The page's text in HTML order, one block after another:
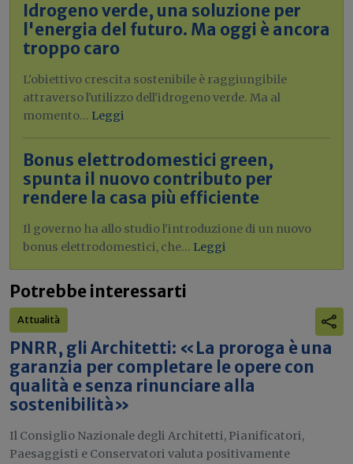
Idrogeno verde, una soluzione per
l'energia del futuro. Ma oggi è ancora
troppo caro
L'obiettivo crescita sostenibile è raggiungibile
attraverso l'utilizzo dell'idrogeno verde. Ma al
momento... Leggi
Bonus elettrodomestici green,
spunta il nuovo contributo per
rendere la casa più efficiente
Il governo ha allo studio l'introduzione di un nuovo
bonus elettrodomestici, che... Leggi
Potrebbe interessarti
Attualità
PNRR, gli Architetti: «La proroga è una
garanzia per completare le opere con
qualità e senza rinunciare alla
sostenibilità»
Il Consiglio Nazionale degli Architetti, Pianificatori,
Paesaggisti e Conservatori valuta positivamente